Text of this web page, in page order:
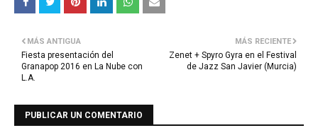
MÁS RECIENTE
Zenet + Spyro Gyra en el Festival
de Jazz San Javier (Murcia)
MÁS ANTIGUA
Fiesta presentación del
Granapop 2016 en La Nube con
L.A.
PUBLICAR UN COMENTARIO